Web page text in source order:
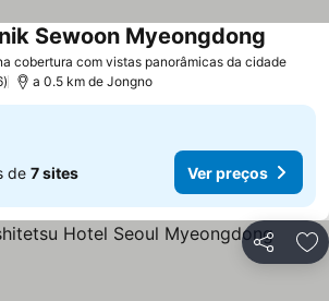
cobertura com vistas panorâmicas da cidadeVer
Sewoon Myeongdong
a 0.5 km de Jongno
de 7 sites Ver preços
Partilhar